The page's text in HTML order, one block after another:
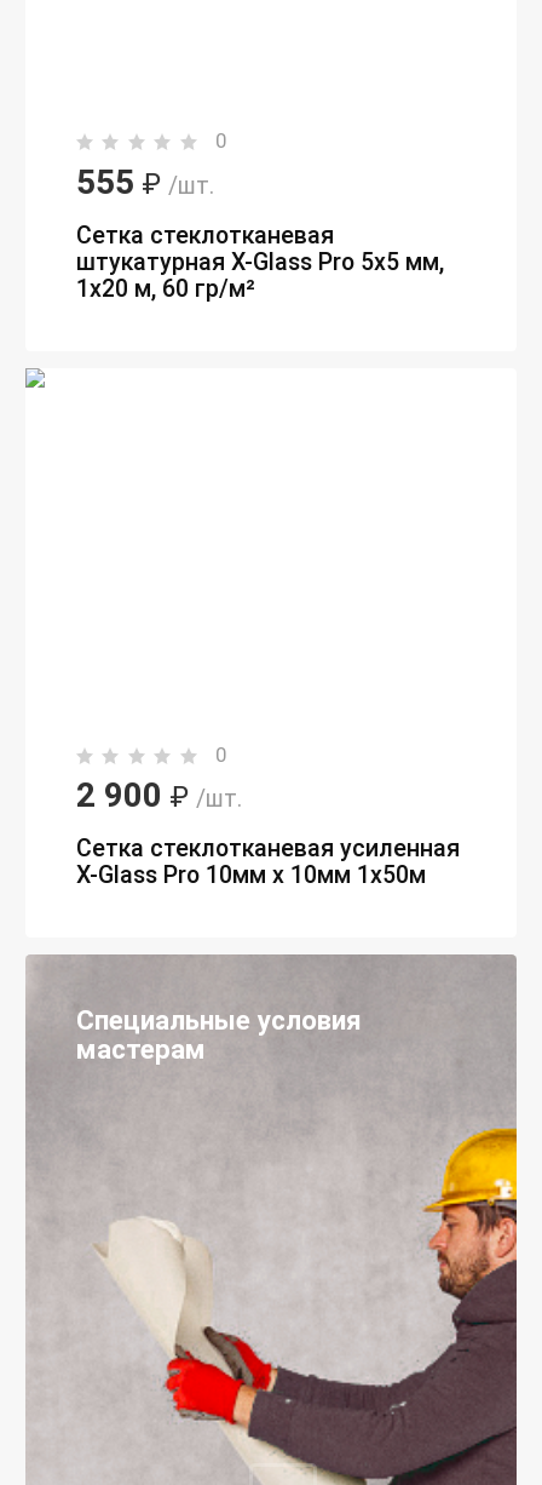
0
555 ₽ /шт.
Сетка стеклотканевая
штукатурная X-Glass Pro 5х5 мм,
1х20 м, 60 гр/м²
0
2 900 ₽ /шт.
Сетка стеклотканевая усиленная
Х-Glass Pro 10мм х 10мм 1х50м
Специальные условия
мастерам